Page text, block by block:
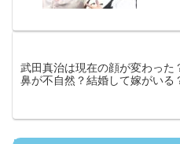
武田真治は現在の顔が変わった
鼻が不自然？結婚して嫁がいる